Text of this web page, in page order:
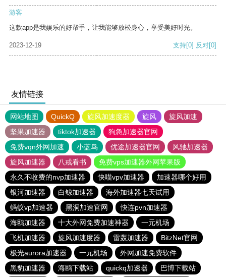
游客
这款app是我娱乐的好帮手，让我能够放松身心，享受美好时光。
2023-12-19 支持[0] 反对[0]
友情链接
网站地图 QuickQ 旋风加速度器 旋风
旋风加速
坚果加速器
tiktok加速器
狗急加速器官网
免费vqn外网加速
小蓝鸟 优途加速器官网
风驰加速器
旋风加速器
八戒看书
免费vps加速器外网苹果版
永久不收费的nvp加速器
快喵vpv加速器
加速器哪个好用
银河加速器
白鲸加速器
海外加速器七天试用
蚂蚁vp加速器
黑洞加速官网
快连pvn加速器
海鸥加速器
十大外网免费加速神器
一元机场
飞机加速器
旋风加速度器 雷轰加速器
BitzNet官网
极光aurora加速器
一元机场
外网加速免费软件
黑豹加速器
海鸥下载站 quickq加速器 巴博下载站